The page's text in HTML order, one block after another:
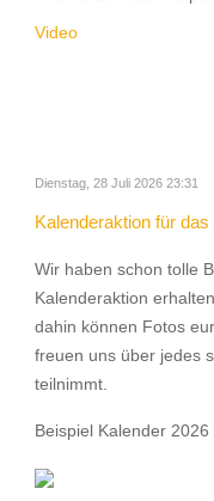
Video
Dienstag, 28 Juli 2026 23:31
Kalenderaktion für
Wir haben schon tolle
Kalenderaktion
dahin können Fotos
freuen uns über jedes
teilnimmt.
Beispiel Kalender 2026